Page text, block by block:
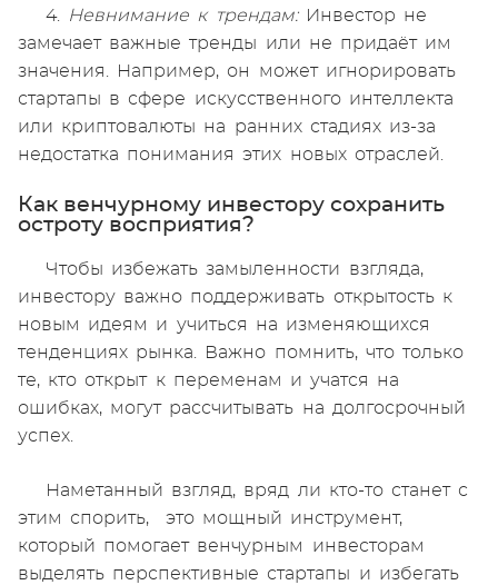
4. Невнимание к трендам:Инвестор не
замечает важные тренды или не придаёт им
значения. Например, он может игнорировать
стартапы в сфере искусственного интеллекта
или криптовалюты на ранних стадиях из-за
недостатка понимания этих новых отраслей.
Как венчурному инвестору сохранить
остроту восприятия?
Чтобы избежать замыленности взгляда,
инвестору важно поддерживать открытость к
новым идеям и учиться на изменяющихся
тенденциях рынка. Важно помнить, что только
те, кто открыт к переменам и учатся на
ошибках, могут рассчитывать на долгосрочный
успех.
Наметанный взгляд, вряд ли кто-то станет с
этим спорить, это мощный инструмент,
который помогает венчурным инвесторам
выделять перспективные стартапы и избегать